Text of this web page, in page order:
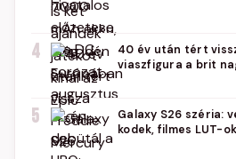
4
40 év után tért
viaszfigura a brit
5
Galaxy S26 széria:
kodek, filmes LUT-